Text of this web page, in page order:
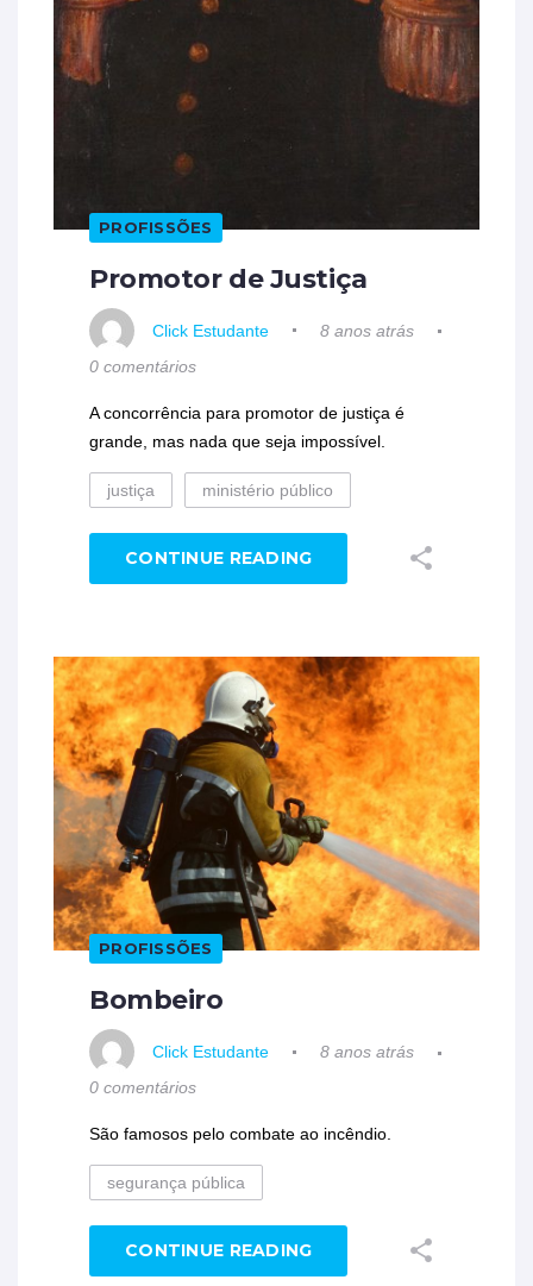
PROFISSÕES
Promotor de Justiça
Click Estudante
8 anos atrás
0 comentários
A concorrência para promotor de justiça é
grande, mas nada que seja impossível.
justiça ministério público
CONTINUE READING
PROFISSÕES
Bombeiro
Click Estudante
8 anos atrás
0 comentários
São famosos pelo combate ao incêndio.
segurança pública
CONTINUE READING